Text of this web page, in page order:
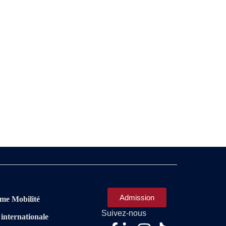
Mobilité
internationale
Admission
Suivez-nous